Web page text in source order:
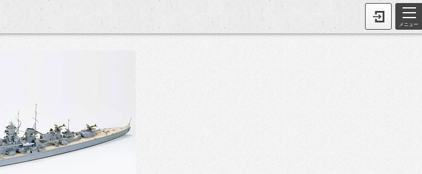
メニュー